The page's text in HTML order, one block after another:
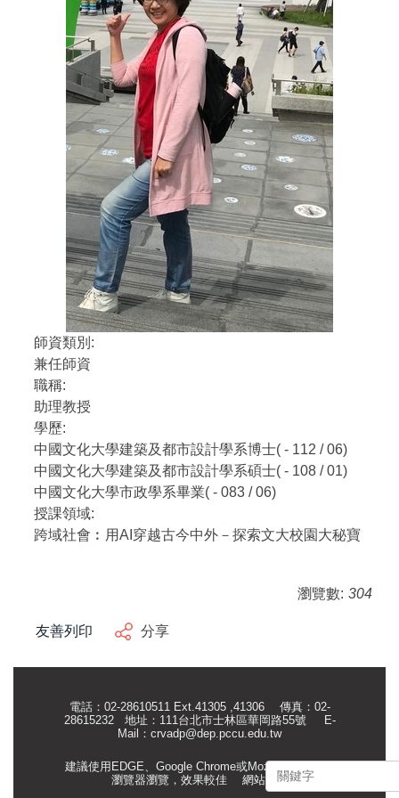
師資類別:
兼任師資
職稱:
助理教授
學歷:
中國文化大學建築及都市設計學系博士( - 112 / 06)
中國文化大學建築及都市設計學系碩士( - 108 / 01)
中國文化大學市政學系畢業( - 083 / 06)
授課領域:
跨域社會︰用AI穿越古今中外－探索文大校園大秘寶
瀏覽數: 304
友善列印 分享
電話：02-28610511 Ext.41305 ,41306 傳真：02-
28615232 地址：111台北市士林區華岡路55號
E-
Mail： crvadp@dep.pccu.edu.tw
建議使用EDGE、Google Chrome或Mozilla Firefox等
瀏覽器瀏覽，效果較佳 網站管理